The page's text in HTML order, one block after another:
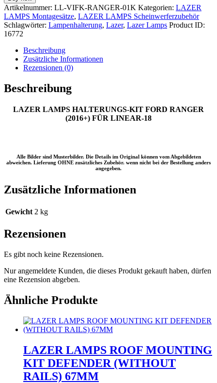
HALTERUNGS-
KIT
FORD
RANGER
(2016+)
FÜR
LINEAR-
Menge
Artikelnummer: LL-VIFK-RANGER-01K Kategorien: LAZER
LAMPS Montagesätze, LAZER LAMPS Scheinwerferzubehör
Schlagwörter: Lampenhalterung, Lazer, Lazer Lamps Product ID:
16772
Beschreibung
Zusätzliche Informationen
Rezensionen (0)
Beschreibung
LAZER LAMPS HALTERUNGS-KIT FORD RANGER
(2016+) FÜR LINEAR-18
Alle Bilder sind Musterbilder. Die Details im Original können vom Abgebildeten
abweichen. Lieferung OHNE zusätzliches Zubehör. wenn nicht bei der Bestellung anders
angegeben.
Zusätzliche Informationen
Gewicht 2 kg
Rezensionen
Es gibt noch keine Rezensionen.
Nur angemeldete Kunden, die dieses Produkt gekauft haben, dürfen
eine Rezension abgeben.
Ähnliche Produkte
LAZER LAMPS ROOF MOUNTING
KIT DEFENDER (WITHOUT
RAILS) 67MM